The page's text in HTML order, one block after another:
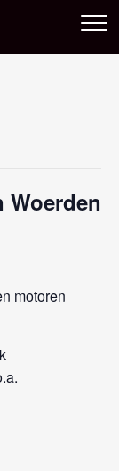
Woerden
motoren